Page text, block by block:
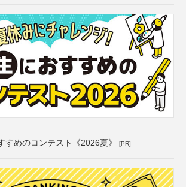
すめのコンテスト《2026夏》 [PR]